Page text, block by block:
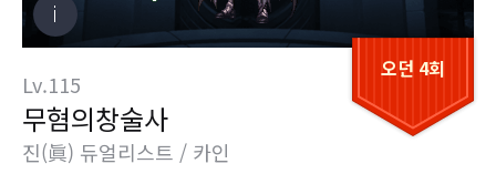
오던 4회
Lv.115
무혐의창술사
진(眞) 듀얼리스트 / 카인